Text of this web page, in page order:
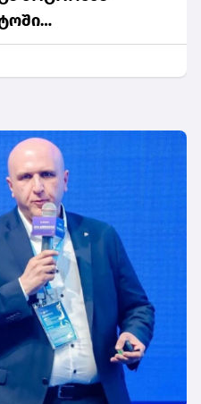
მოუმზადა